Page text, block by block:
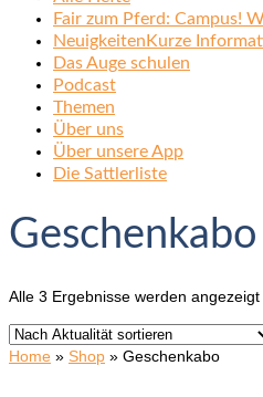
Fair zum Pferd: Campus!
Neuigkeiten Kurze
Das Auge schulen
Podcast
Themen
Über uns
Über unsere App
Die Sattlerliste
Geschenkabo
Alle 3 Ergebnisse werden angezeigt
Home » Shop » Geschenkabo